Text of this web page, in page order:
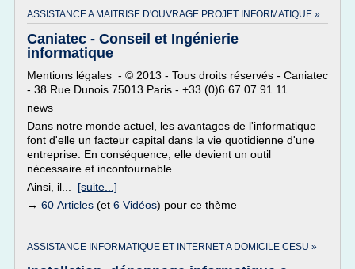
ASSISTANCE A MAITRISE D'OUVRAGE PROJET INFORMATIQUE »
Caniatec - Conseil et Ingénierie
informatique
Mentions légales - © 2013 - Tous droits réservés - Caniatec
- 38 Rue Dunois 75013 Paris - +33 (0)6 67 07 91 11
news
Dans notre monde actuel, les avantages de l'informatique
font d'elle un facteur capital dans la vie quotidienne d'une
entreprise. En conséquence, elle devient un outil
nécessaire et incontournable.
Ainsi, il... [suite...]
→ 60 Articles (et 6 Vidéos) pour ce thème
ASSISTANCE INFORMATIQUE ET INTERNET A DOMICILE CESU »